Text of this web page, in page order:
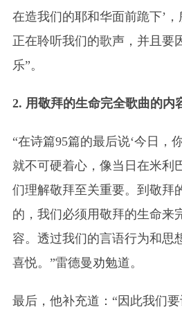
在造我们的耶和华面前跪下’
正在聆听我们的歌声，并且要
乐”。
2. 用敬拜的生命完全歌曲的内
“在诗篇95篇的最后说‘今日，
就不可硬着心，像当日在米利
们理解敬拜至关重要。到敬拜
的，我们必须用敬拜的生命来
容。透过我们的言语行为和思
喜悦。”雷德曼劝勉道。
最后，他补充道：“因此我们